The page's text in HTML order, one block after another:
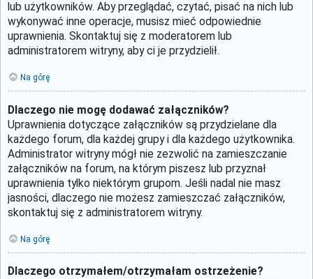
lub użytkowników. Aby przeglądać, czytać, pisać na nich lub
wykonywać inne operacje, musisz mieć odpowiednie
uprawnienia. Skontaktuj się z moderatorem lub
administratorem witryny, aby ci je przydzielił.
Na górę
Dlaczego nie mogę dodawać załączników?
Uprawnienia dotyczące załączników są przydzielane dla
każdego forum, dla każdej grupy i dla każdego użytkownika.
Administrator witryny mógł nie zezwolić na zamieszczanie
załączników na forum, na którym piszesz lub przyznał
uprawnienia tylko niektórym grupom. Jeśli nadal nie masz
jasności, dlaczego nie możesz zamieszczać załączników,
skontaktuj się z administratorem witryny.
Na górę
Dlaczego otrzymałem/otrzymałam ostrzeżenie?